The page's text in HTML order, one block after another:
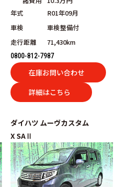
年式
R01年09月
車検
車検整備付
走行距離
71,430km
0800-812-7987
在庫お問い合わせ
詳細はこちら
ダイハツ ムーヴカスタム
X SAⅡ